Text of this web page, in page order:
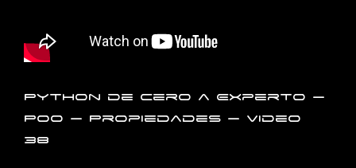
Python de Cero a Experto –
POO – Propiedades – Video
38